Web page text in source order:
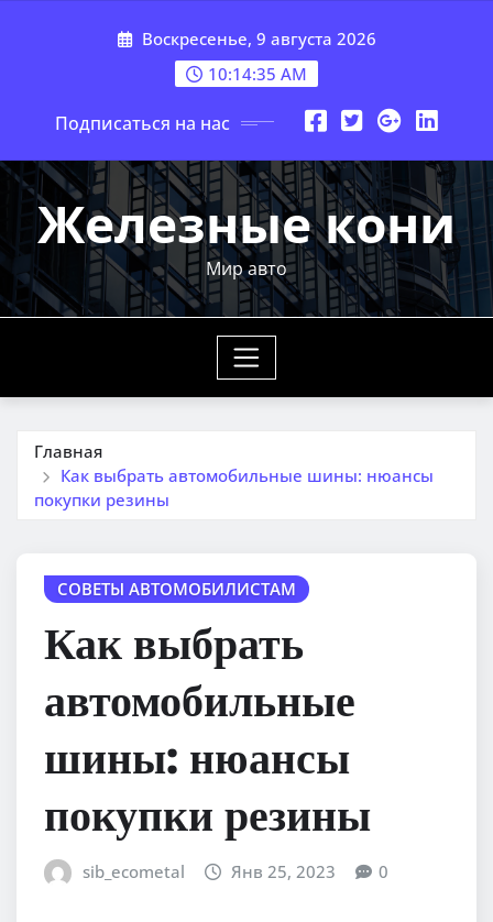
Воскресенье, 9 августа 2026
10:14:37 AM
Подписаться на нас
Железные кони
Мир авто
Главная
Как выбрать автомобильные шины: нюансы
покупки резины
СОВЕТЫ АВТОМОБИЛИСТАМ
Как выбрать
автомобильные
шины: нюансы
покупки резины
sib_ecometal Янв 25, 2023 0